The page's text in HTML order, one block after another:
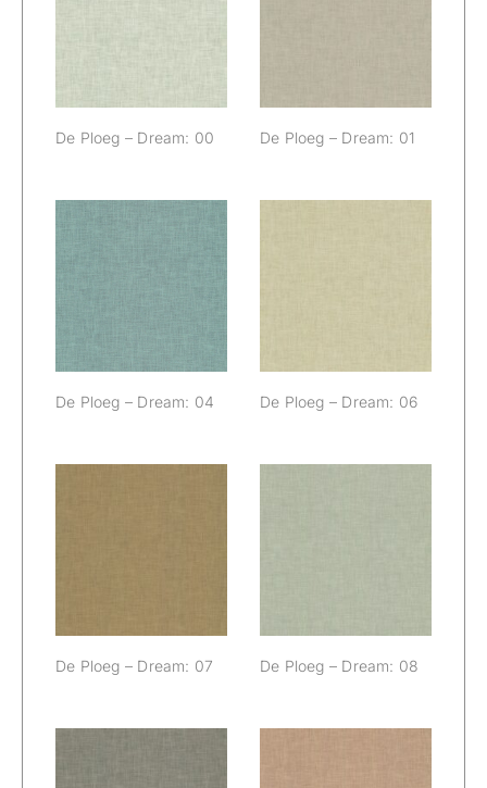
De Ploeg – Dream: 00 De Ploeg – Dream: 01
Dream: 04
De Ploeg – Dream: 04 De Ploeg – Dream: 06
De Ploeg – Dream: 07 De Ploeg – Dream: 08